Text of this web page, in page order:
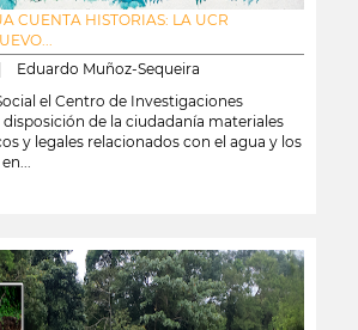
CUENTA HISTORIAS: LA UCR
| Eduardo Muñoz-Sequeira
el Centro de Investigaciones
de la ciudadanía materiales
y legales relacionados con el agua y los